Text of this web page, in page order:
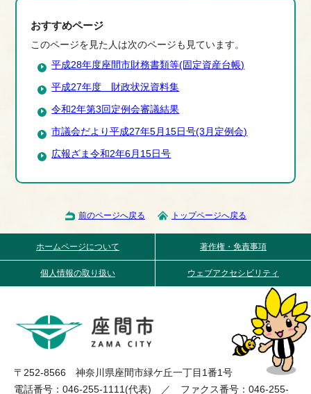
おすすめページ
このページを見た人は次のページも見ています。
平成28年度座間市財務書類等(固定資産台帳)
平成27年度 財政状況資料集
令和2年第3回定例会審議結果
市議会だより平成27年5月15日号(3月定例会)
広報ざま令和2年6月15日号
前のページへ戻る トップページへ戻る
ホームページについて 著作権・免責事項
個人情報の取り扱い ウェブアクセシビリティ
〒252-8566 神奈川県座間市緑ケ丘一丁目1番1号
電話番号：046-255-1111(代表) ／ ファクス番号：046-255-